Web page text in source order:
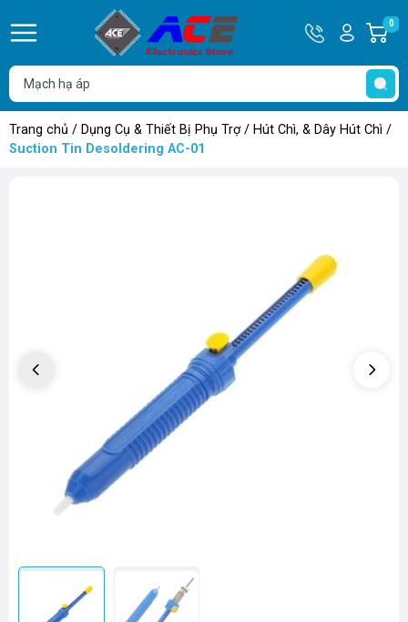
Hotline
0932
762514
Tài
khoản
Hello,
Khách
0
Trang chủ / Dụng Cụ & Thiết Bị Phụ Trợ/ Hút Chì, & Dây Hút Chì /
Suction Tin Desoldering AC-01